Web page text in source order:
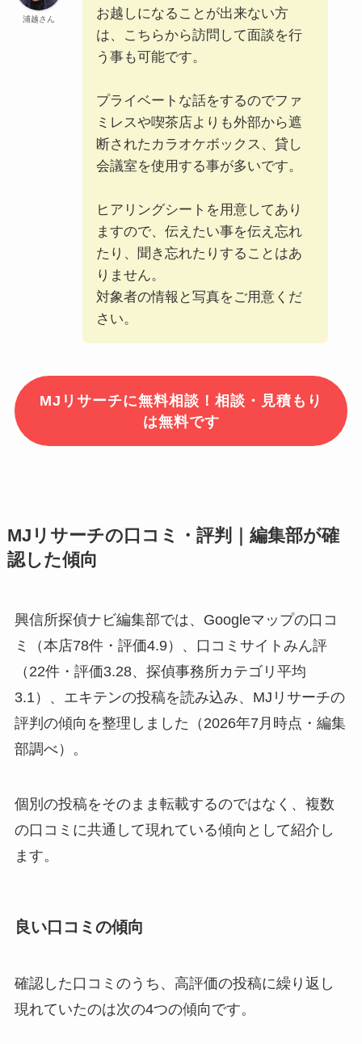
浦越さん
お越しになることが出来ない方
は、こちらから訪問して面談を行
う事も可能です。
プライベートな話をするのでファ
ミレスや喫茶店よりも外部から遮
断されたカラオケボックス、貸し
会議室を使用する事が多いです。
ヒアリングシートを用意してあり
ますので、伝えたい事を伝え忘れ
たり、聞き忘れたりすることはあ
りません。
対象者の情報と写真をご用意くだ
さい。
MJリサーチに無料相談！相談・見積もり
は無料です
MJリサーチの口コミ・評判｜編集部が確
認した傾向
興信所探偵ナビ編集部では、Googleマップの口コ
ミ（本店78件・評価4.9）、口コミサイトみん評
（22件・評価3.28、探偵事務所カテゴリ平均
3.1）、エキテンの投稿を読み込み、MJリサーチの
評判の傾向を整理しました（2026年7月時点・編集
部調べ）。
個別の投稿をそのまま転載するのではなく、複数
の口コミに共通して現れている傾向として紹介し
ます。
良い口コミの傾向
確認した口コミのうち、高評価の投稿に繰り返し
現れていたのは次の4つの傾向です。